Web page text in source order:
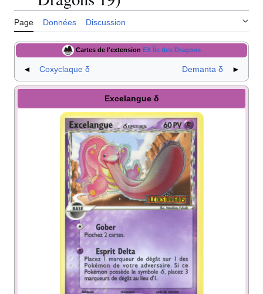
Page Données Discussion
Cartes de l'extension EX Île des Dragons
◄ Coxyclaque δ Demanta δ ►
Excelangue δ